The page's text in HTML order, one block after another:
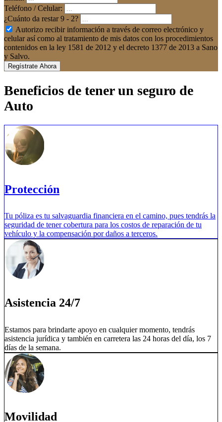
Teléfono / Celular:
¿Cuánto da restar 9 - 2?
Autorizo recibir información a través de correo electrónico y
celular así como al tratamiento de mis datos con los procedimientos
contenidos en la ley 1581 de 2012 y el decreto 1377 de 2013 a Sano
y Salvo.
Regístrate Ahora
Beneficios de tener un seguro de
Auto
Protección
Tu póliza es tu salvaguardia financiera en el camino, pues tendrás la
seguridad de tener cobertura para los costos de reparación de tu
vehículo y la compensación por daños a terceros.
Asistencia 24/7
Estamos para brindarte apoyo en cualquier momento, tendrás
asistencia jurídica y también en carretera las 24 horas del día, los 7
días de la semana.
Movilidad